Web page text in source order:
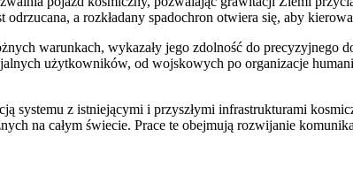
a rozkładany spadochron otwiera się, aby
warunkach, wykazały jego zdolność do precyzyjnego
użytkowników, od wojskowych po organizacje
systemu z istniejącymi i przyszłymi infrastrukturami
na całym świecie. Prace te obejmują rozwijanie